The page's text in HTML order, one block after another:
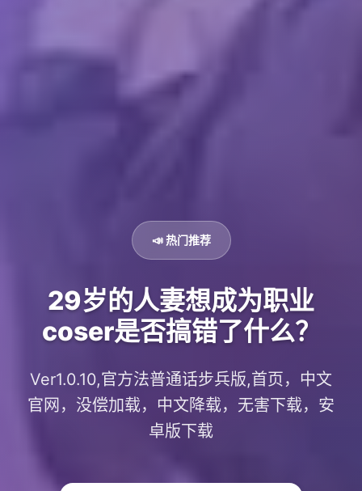
📣 热门推荐
29岁的人妻想成为职业
coser是否搞错了什么？
Ver1.0.10,官方法普通话步兵版,首页，中文
官网，没偿加载，中文降载，无害下载，安
卓版下载